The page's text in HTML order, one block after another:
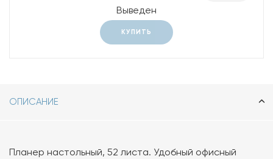
Выведен
КУПИТЬ
ОПИСАНИЕ
Планер настольный, 52 листа. Удобный офисный